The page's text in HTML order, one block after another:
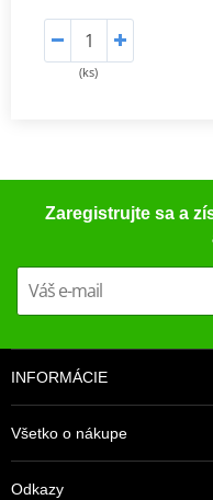
(ks)
Zaregistrujte sa a
INFORMÁCIE
Všetko o nákupe
Odkazy